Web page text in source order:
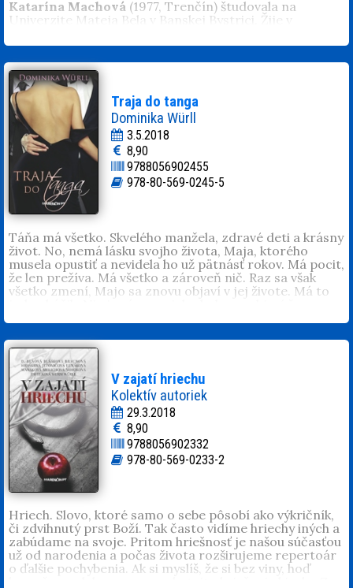
Katarína Machová (1977, Trenčín) študovala na
Univerzite Mateja Bela v Banskej Bystrici. Žije v
Je vydatá a má syna Samuela.
Traja do tanga
Dominika Würll
3.5.2018
8,90
9788056902455
978-80-569-0245-5
Táňa má všetko. Skvelého manžela, zdravé deti a krásny
život. No, nemá lásku svojho života, Maja, ktorého
musela opustiť a nevidela ho už pätnásť rokov. Má pocit,
že len prežíva. Má všetko a zároveň nič. Raz sa však
všetko zmení, Majo sa znovu objaví v jej živote. Má to
zmenia ich životy a kto všetko bude pre ich zakázanú
lásku trpieť?
Dominika Würll (1991, Prešov). Vždy si ide za svojím.
Nepozná slovo nie. Miluje svoju rodinu, manžela, dcéru
Sárku, knihy, herca Sylvestra Stalloneho, hokej a filmy so
šťastným koncom. Býva na východnom Slovensku, kde
je šťastná.
V zajatí hriechu
Kolektív autoriek
29.3.2018
8,90
9788056902332
978-80-569-0233-2
Hriech. Slovo, ktoré samo o sebe pôsobí ako výkričník,
či zdvihnutý prst Boží. Tak často vidíme hriechy iných a
zabúdame na svoje. Pritom hriešnosť je našou súčasťou
už od narodenia a počas života rozširujeme repertoár
o ďalšie pochybenia. Ak si myslíš, že si bez viny, hoď